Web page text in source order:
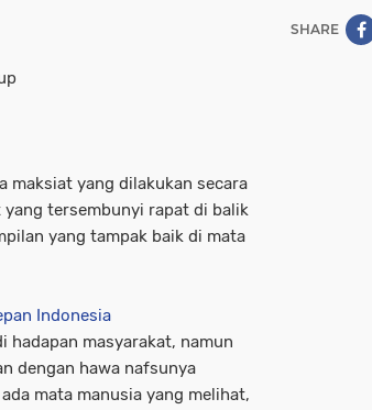
SHARE
maksiat yang dilakukan secara
tersembunyi rapat di balik
yang tampak baik di mata
Indonesia
hadapan masyarakat, namun
dengan hawa nafsunya
mata manusia yang melihat,